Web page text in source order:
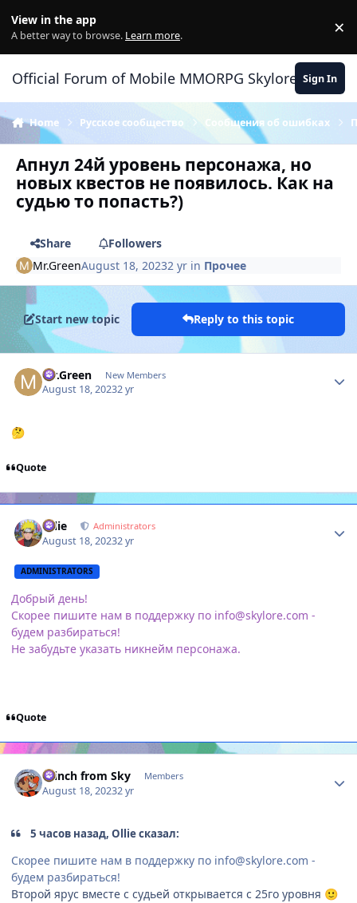
View in the app
A better way to browse. Learn more. ×
Official Forum of Mobile MMORPG Skylore Sign In
Home Русское сообщество Сообщения об ошибках
Апнул 24й уровень персонажа, но
новых квестов не появилось. Как на
судью то попасть?)
Share
Followers
Mr.GreenAugust 18, 20232 yr in Прочее
Start new topic Reply to this topic
Mr.Green New Members
August 18, 20232 yr
🤔
Quote
Ollie Administrators
August 18, 20232 yr
ADMINISTRATORS
Добрый день!
Скорее пишите нам в поддержку по info@skylore.com -
будем разбираться!
Не забудьте указать никнейм персонажа.
Quote
Krinch from Sky Members
August 18, 20232 yr
5 часов назад, Ollie сказал:
Скорее пишите нам в поддержку по info@skylore.com -
будем разбираться!
Второй ярус вместе с судьей открывается с 25го уровня 🙂